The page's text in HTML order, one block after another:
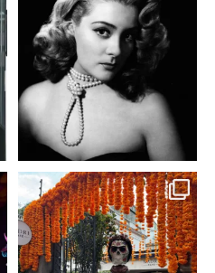
diva del cine mexicano
2 0
No te pierdas la exhibición
de @menchaca.studio...
2 0